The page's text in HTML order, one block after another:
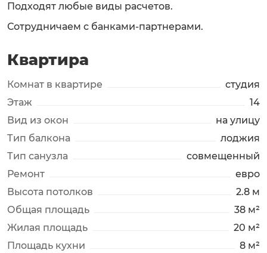
Подходят любые виды расчетов.
Сотрудничаем с банками-партнерами.
Квартира
Комнат в квартире
студия
Этаж
14
Вид из окон
на улицу
Тип балкона
лоджия
Тип санузла
совмещенный
Ремонт
евро
Высота потолков
2.8 м
Общая площадь
38 м²
Жилая площадь
20 м²
Площадь кухни
8 м²